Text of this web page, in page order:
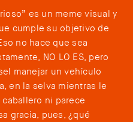
es un meme visual y
cumple su objetivo de
no hace que sea
NO LO ES, pero
manejar un vehículo
en la selva mientras le
ni parece
gracia, pues, ¿qué